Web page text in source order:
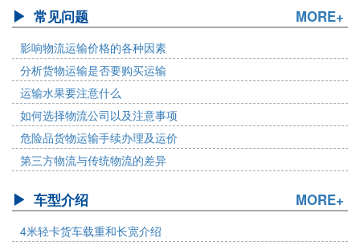
常见问题 MORE+
影响物流运输价格的各种因素
分析货物运输是否要购买运输
运输水果要注意什么
如何选择物流公司以及注意事项
危险品货物运输手续办理及运价
第三方物流与传统物流的差异
车型介绍 MORE+
4米轻卡货车载重和长宽介绍